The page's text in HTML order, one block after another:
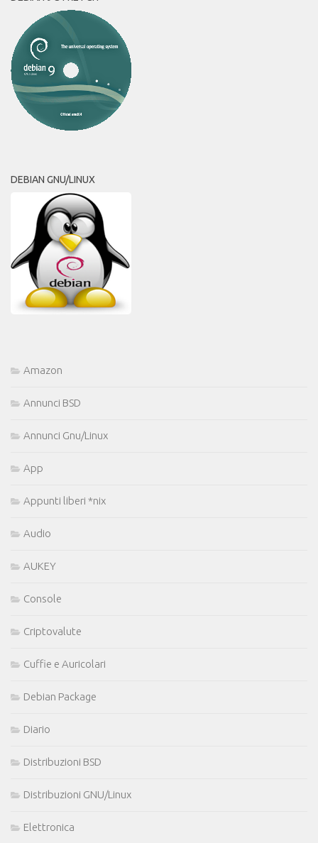
DEBIAN GNU/LINUX
Amazon
Annunci BSD
Annunci Gnu/Linux
App
Appunti liberi *nix
Audio
AUKEY
Console
Criptovalute
Cuffie e Auricolari
Debian Package
Diario
Distribuzioni BSD
Distribuzioni GNU/Linux
Elettronica